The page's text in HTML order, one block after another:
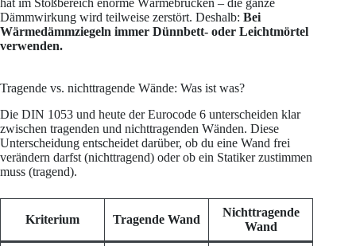
hat im Stoßbereich enorme Wärmebrücken – die ganze
Dämmwirkung wird teilweise zerstört. Deshalb: Bei
Wärmedämmziegeln immer Dünnbett- oder Leichtmörtel
verwenden.
Tragende vs. nichttragende Wände: Was ist was?
Die DIN 1053 und heute der Eurocode 6 unterscheiden klar
zwischen tragenden und nichttragenden Wänden. Diese
Unterscheidung entscheidet darüber, ob du eine Wand frei
verändern darfst (nichttragend) oder ob ein Statiker zustimmen
muss (tragend).
Kriterium Tragende Wand
Nichttragende
Wand